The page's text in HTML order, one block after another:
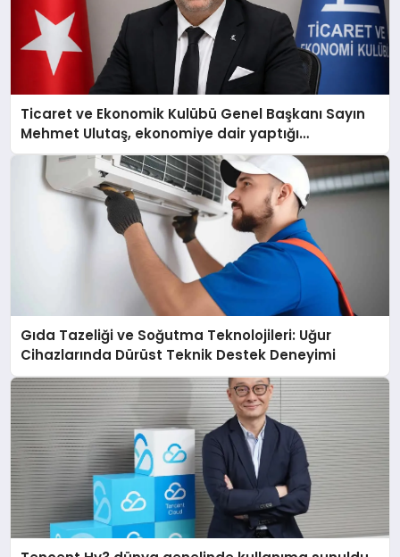
Ticaret ve Ekonomik Kulübü Genel Başkanı Sayın
Mehmet Ulutaş, ekonomiye dair yaptığı
açıklamada şunları kaydetti:
Gıda Tazeliği ve Soğutma Teknolojileri: Uğur
Cihazlarında Dürüst Teknik Destek Deneyimi